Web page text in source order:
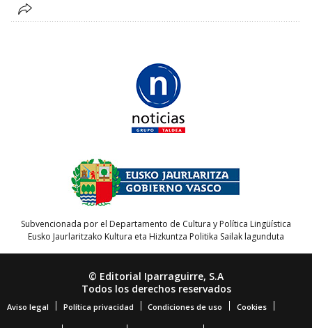
Subvencionada por el Departamento de Cultura y Política Lingüística
Eusko Jaurlaritzako Kultura eta Hizkuntza Politika Sailak lagunduta
© Editorial Iparraguirre, S.A
Todos los derechos reservados
Aviso legal Política privacidad Condiciones de uso Cookies